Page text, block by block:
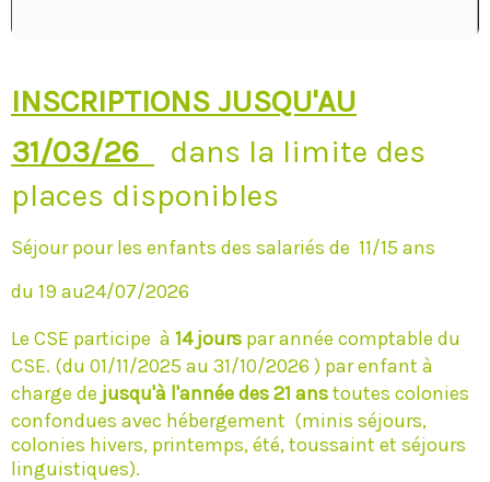
INSCRIPTIONS JUSQU'AU
31/03/26
dans la limite des
places disponibles
Séjour pour les enfants des salariés de 11/15 ans
du 19 au24/07/2026
Le CSE participe à 14 jours par année comptable du
CSE. (du 01/11/2025 au 31/10/2026 ) par enfant à
charge de jusqu'à l'année des 21 anstoutes colonies
confondues avec hébergement (minis séjours,
colonies hivers, printemps, été, toussaint et séjours
linguistiques).